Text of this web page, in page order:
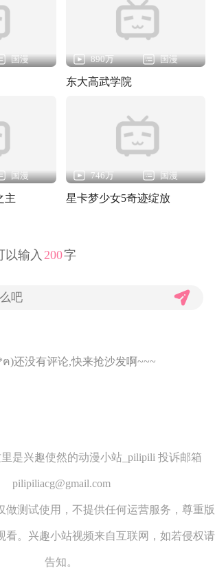
国漫 890万 国漫
东大高武学院
国漫
主
746万 国漫
星卡梦少女5奇迹绽放
以输入 200字
)还没有评论,快来抢沙发啊~~~
是兴趣使然的动漫小站_pilipili 投诉邮箱
pilipiliacg@gmail.com
做测试使用，不提供任何运营服务，尊重版
看。兴趣小站视频来自互联网，如若侵权请
告知。